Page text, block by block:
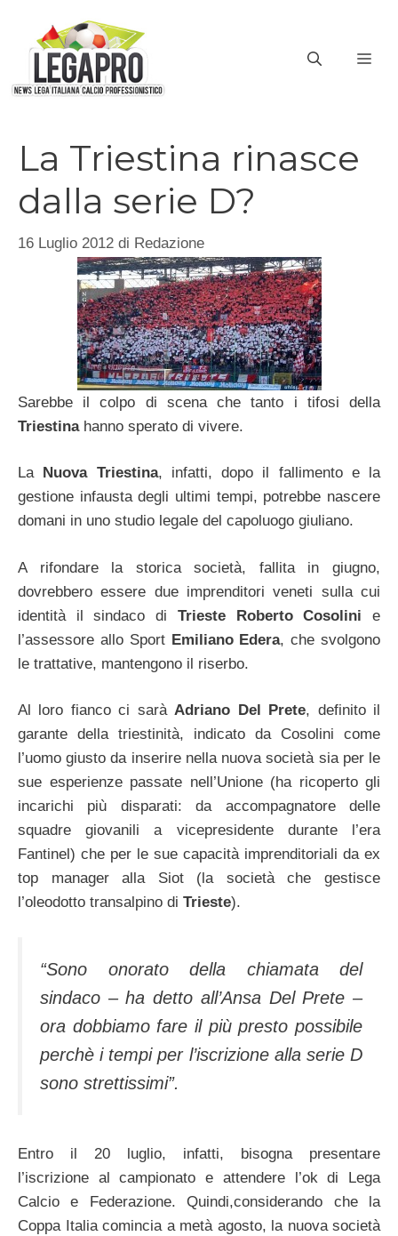
contenuto
La Triestina rinasce
dalla serie D?
16 Luglio 2012 di Redazione
Sarebbe il colpo di scena che tanto i tifosi della
Triestinahanno sperato di vivere.
LaNuova Triestina, infatti, dopo il fallimento e la
gestione infausta degli ultimi tempi, potrebbe nascere
domani in uno studio legale del capoluogo giuliano.
A rifondare la storica società, fallita in giugno,
dovrebbero essere due imprenditori veneti sulla cui
identità il sindaco di Trieste Roberto Cosolini e
l’assessore allo Sport Emiliano Edera, che svolgono
le trattative, mantengono il riserbo.
Al loro fianco ci saràAdriano Del Prete, definito il
garante della triestinità, indicato da Cosolini come
l’uomo giusto da inserire nella nuova società sia per le
sue esperienze passate nell’Unione (ha ricoperto gli
incarichi più disparati: da accompagnatore delle
squadre giovanili a vicepresidente durante l’era
Fantinel) che per le sue capacità imprenditoriali da ex
top manager alla Siot (la società che gestisce
l’oleodotto transalpino di Trieste).
“Sono onorato della chiamata del
sindaco – ha detto all’Ansa Del Prete –
ora dobbiamo fare il più presto possibile
perchè i tempi per l’iscrizione alla serie D
sono strettissimi”.
Entro il 20 luglio, infatti, bisogna presentare
l’iscrizione al campionato e attendere l’ok di Lega
Calcio e Federazione. Quindi,considerando che la
Coppa Italia comincia a metà agosto, la nuova società